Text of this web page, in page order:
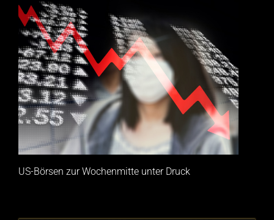
US-Börsen zur Wochenmitte unter Druck